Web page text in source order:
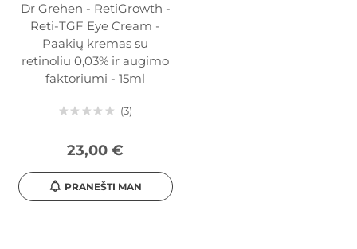
Dr Grehen - RetiGrowth -
Reti-TGF Eye Cream -
Paakių kremas su
retinoliu 0,03% ir augimo
faktoriumi - 15ml
3
23,00 €
PRANEŠTI MAN